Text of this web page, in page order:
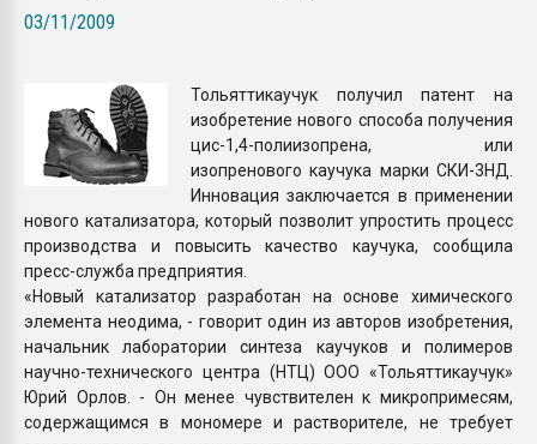
03/11/2009
Тольяттикаучук получил патент на
изобретение нового способа получения
цис-1,4-полиизопрена, или
изопренового каучука марки СКИ-3НД.
Инновация заключается в применении
нового катализатора, который позволит упростить процесс
производства и повысить качество каучука, сообщила
пресс-служба предприятия.
«Новый катализатор разработан на основе химического
элемента неодима, - говорит один из авторов изобретения,
начальник лаборатории синтеза каучуков и полимеров
научно-технического центра (НТЦ) ООО «Тольяттикаучук»
Юрий Орлов. - Он менее чувствителен к микропримесям,
содержащимся в мономере и растворителе, не требует